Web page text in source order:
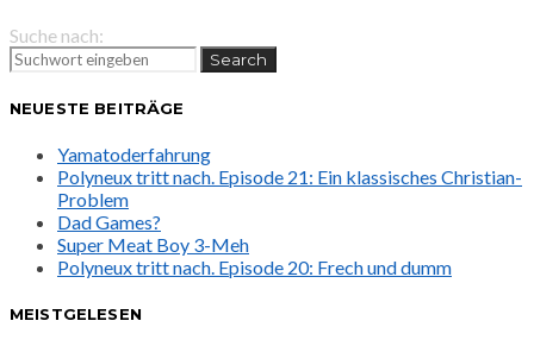
Suche nach:
Search
NEUESTE BEITRÄGE
Yamatoderfahrung
Polyneux tritt nach. Episode 21: Ein klassisches Christian-
Problem
Dad Games?
Super Meat Boy 3-Meh
Polyneux tritt nach. Episode 20: Frech und dumm
MEISTGELESEN